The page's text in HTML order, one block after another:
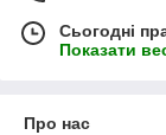
Сьогодні
Показати
Про нас